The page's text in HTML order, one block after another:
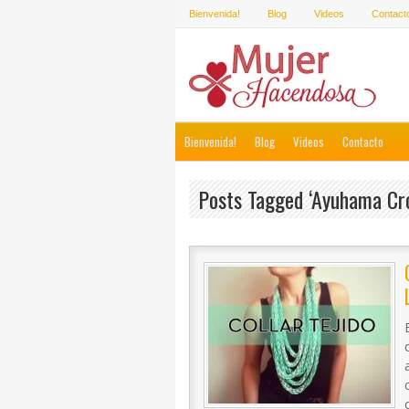
Bienvenida! Blog Videos
Bienvenida! Blog Videos Contacto
Posts Tagged ‘ayuhama